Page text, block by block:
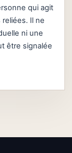
qui agit
Il ne
ni une
être signalée